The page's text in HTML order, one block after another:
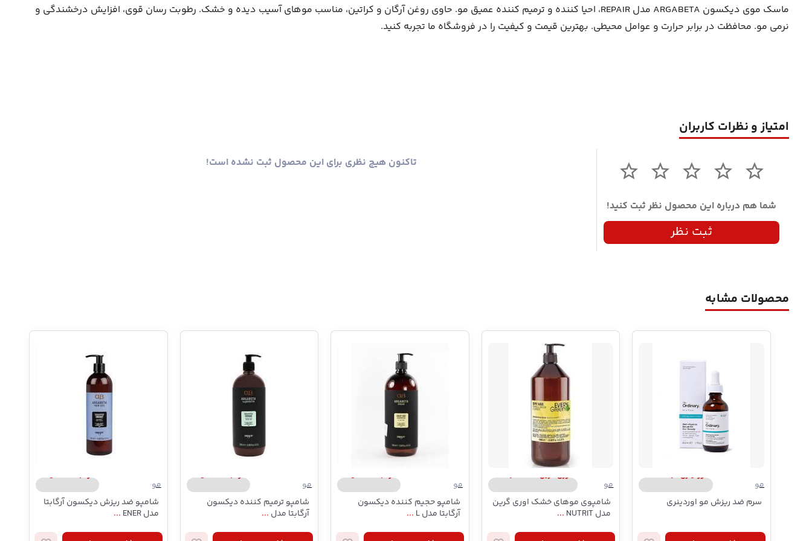
ماسک موی دیکسون ARGABETA مدل REPAIR، احیا کننده و ترمیم کننده عمیق مو. حاوی روغن آرگان و کراتین، مناسب موهای آسیب دیده و خشک. رطوبت رسان قوی، افزایش درخشندگی و
نرمی مو. محافظت در برابر حرارت و عوامل محیطی. بهترین قیمت و کیفیت را در فروشگاه ما تجربه کنید.
امتیاز و نظرات کاربران
شما هم درباره این محصول نظر ثبت کنید!
ثبت نظر
تاکنون هیچ نظری برای این محصول ثبت نشده است!
محصولات مشابه
مو
اوردینری | ordinary
سرم ضد ریزش مو اوردینری
مو
اوری گرین | Every Green
شامپوی موهای خشک اوری گرین
مدل NUTRIT
...
مو
ارگابتا/argabeta
شامپو حجیم کننده دیکسون
آرگابتا مدل L ...
مو
ارگابتا/argabeta
شامپو ترمیم کننده دیکسون
آرگابتا مدل ...
مو
ارگابتا/argabeta
شامپو ضد ریزش دیکسون آرگابتا
مدل ENER
...